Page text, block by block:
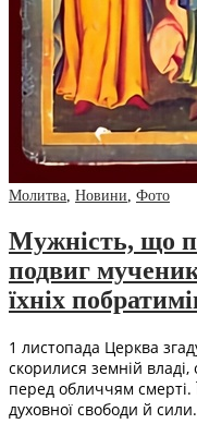
Молитва, Новини, Фото
Мужність, що
подвиг
їхніх
1 листопада Церква
скорилися земній
перед обличчям смерті.
духовної свободи й